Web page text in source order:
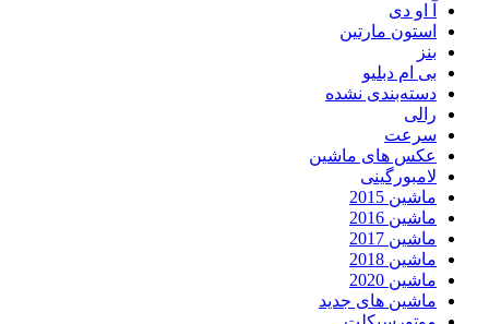
آ او دی
استون مارتین
بنز
بی ام دبلیو
دسته‌بندی نشده
رالی
سرعت
عکس های ماشین
لامبورگینی
ماشین 2015
ماشین 2016
ماشین 2017
ماشین 2018
ماشین 2020
ماشین های جدید